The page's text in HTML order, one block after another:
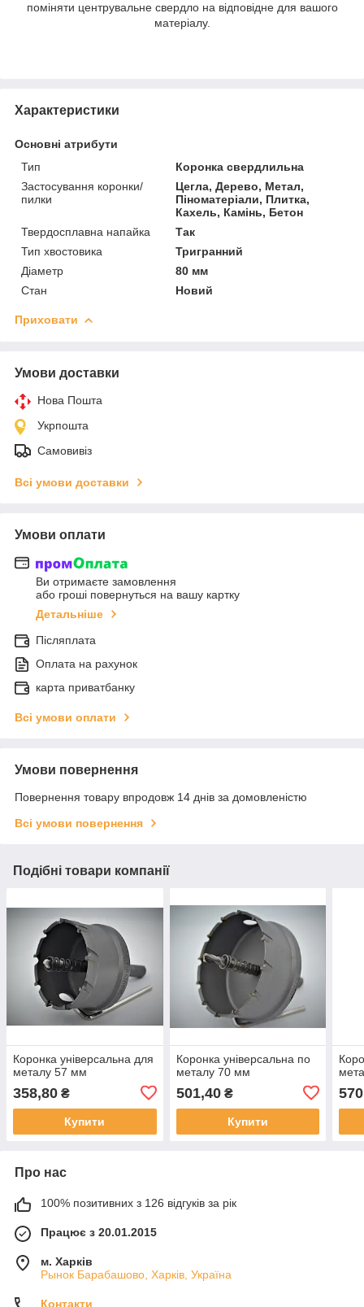
поміняти центрувальне свердло на відповідне для вашого
матеріалу.
Характеристики
Основні атрибути
Тип
Коронка свердлильна
Застосування коронки/
пилки
Цегла, Дерево, Метал,
Піноматеріали, Плитка,
Кахель, Камінь, Бетон
Твердосплавна напайка
Так
Тип хвостовика
Тригранний
Діаметр
80 мм
Стан
Новий
Приховати
Умови доставки
Нова Пошта
Укрпошта
Самовивіз
Всі умови доставки
Умови оплати
Ви отримаєте замовлення
або гроші повернуться на вашу картку
Детальніше
Післяплата
Оплата на рахунок
карта приватбанку
Всі умови оплати
Умови повернення
Повернення товару впродовж 14 днів за домовленістю
Всі умови повернення
Подібні товари компанії
Коронка універсальна для
металу 57 мм
358,80 ₴
Купити
Коронка універсальна по
металу 70 мм
501,40₴
Купити
Про нас
100% позитивних з 126 відгуків за рік
Працює з 20.01.2015
м. Харків
Рынок Барабашово, Харків, Україна
Контакти